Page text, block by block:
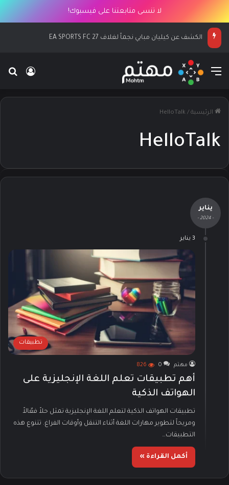
لا تنسى متابعتنا على فيسبوك!
الكشف عن كيليان مبابي نجماً لغلاف EA SPORTS FC 27
القائمة
الرئيسية /
HelloTalk
HelloTalk
يناير
- 2024 -
3 يناير
تطبيقات
مهتم 0
826
أهم تطبيقات تعلم اللغة الإنجليزية على
الهواتف الذكية
تطبيقات الهواتف الذكية لتعلم اللغة الإنجليزية تمثل حلاً فعّالاً
ومريحاً لتطوير مهارات اللغة أثناء التنقل وأوقات الفراغ. تتنوع هذه
التطبيقات…
أكمل القراءة »